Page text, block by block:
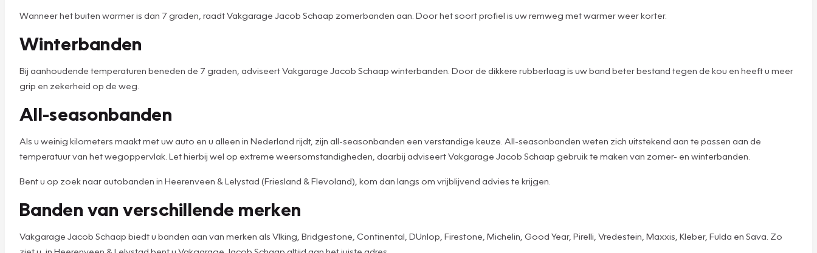
Wanneer het buiten warmer is dan 7 graden, raadt Vakgarage Jacob Schaap zomerbanden aan. Door het soort profiel is uw remweg met warmer weer korter.
Winterbanden
Bij aanhoudende temperaturen beneden de 7 graden, adviseert Vakgarage Jacob Schaap winterbanden. Door de dikkere rubberlaag is uw band beter bestand tegen de kou en heeft u meer
grip en zekerheid op de weg.
All-seasonbanden
Als u weinig kilometers maakt met uw auto en u alleen in Nederland rijdt, zijn all-seasonbanden een verstandige keuze. All-seasonbanden weten zich uitstekend aan te passen aan de
temperatuur van het wegoppervlak. Let hierbij wel op extreme weersomstandigheden, daarbij adviseert Vakgarage Jacob Schaap gebruik te maken van zomer- en winterbanden.
Bent u op zoek naar autobanden in Heerenveen & Lelystad (Friesland & Flevoland), kom dan langs om vrijblijvend advies te krijgen.
Banden van verschillende merken
Vakgarage Jacob Schaap biedt u banden aan van merken als VIking, Bridgestone, Continental, DUnlop, Firestone, Michelin, Good Year, Pirelli, Vredestein, Maxxis, Kleber, Fulda en Sava. Zo